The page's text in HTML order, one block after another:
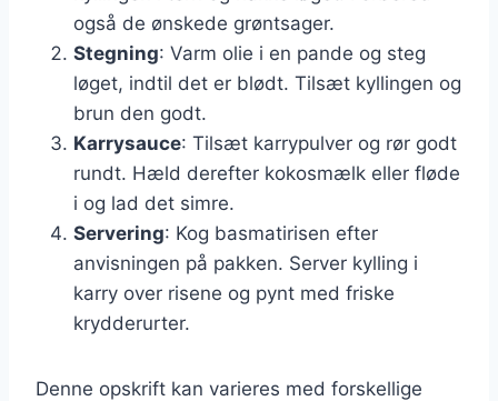
også de ønskede grøntsager.
Stegning: Varm olie i en pande og steg
løget, indtil det er blødt. Tilsæt kyllingen og
brun den godt.
Karrysauce: Tilsæt karrypulver og rør godt
rundt. Hæld derefter kokosmælk eller fløde
i og lad det simre.
Servering: Kog basmatirisen efter
anvisningen på pakken. Server kylling i
karry over risene og pynt med friske
krydderurter.
Denne opskrift kan varieres med forskellige